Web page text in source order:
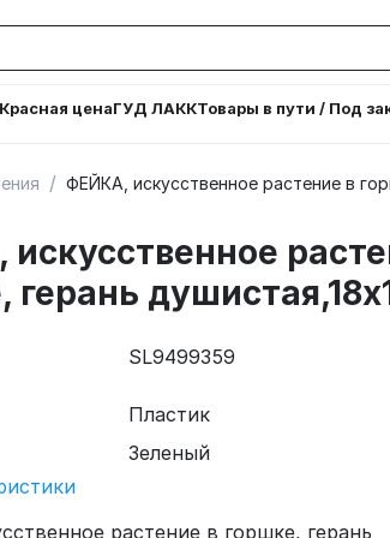
Красная ценаГУД ЛАККТовары в пути / Под
/ ФЕЙКА, искусственное растение в
герань
SL9499359
Пластик
Зеленый
растение в горшке, герань